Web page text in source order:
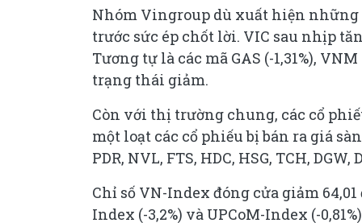
Nhóm Vingroup dù xuất hiện
trước sức ép chốt lời. VIC sau nhịp
Tương tự là các mã GAS (-1,31%),
trạng thái giảm.
Còn với thị trường chung, các cổ
một loạt các cổ phiếu bị bán ra giá sàn
PDR, NVL, FTS, HDC, HSG, TCH, DGW,
Chỉ số VN-Index đóng cửa giảm 64,01
Index (-3,2%) và UPCoM-Index (-